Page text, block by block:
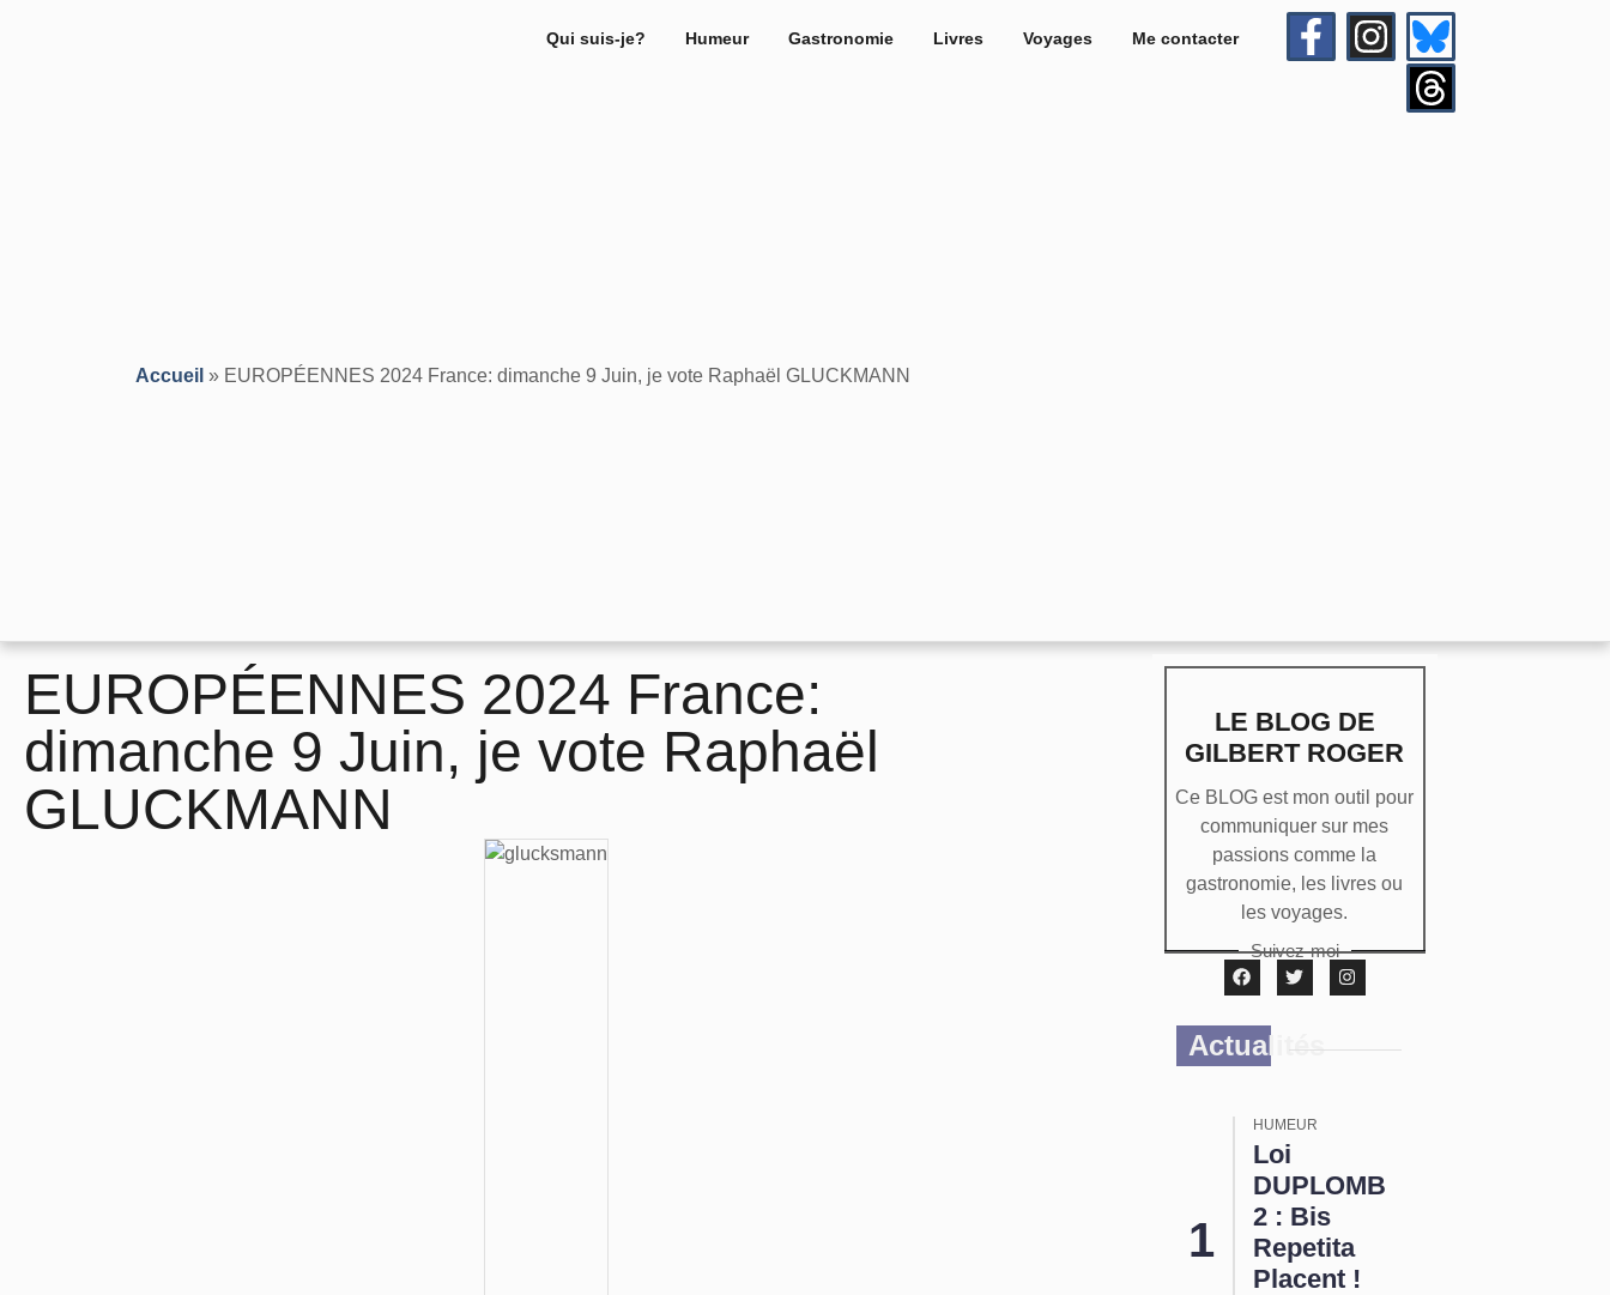
Qui suis-je? Humeur Gastronomie Livres Voyages Me contacter
Accueil » EUROPÉENNES 2024 France: dimanche 9 Juin, je vote Raphaël GLUCKMANN
EUROPÉENNES 2024 France:
dimanche 9 Juin, je vote Raphaël
GLUCKMANN
LE BLOG DE
GILBERT ROGER
Ce BLOG est mon outil pour
communiquer sur mes
passions comme la
gastronomie, les livres ou
les voyages.
Suivez-moi
Actualités
HUMEUR
Loi
DUPLOMB
2 : Bis
Repetita
Placent !